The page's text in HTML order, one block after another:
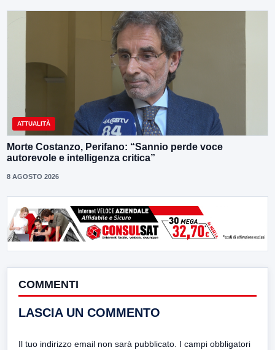
ATTUALITÀ
Morte Costanzo, Perifano: “Sannio perde voce
autorevole e intelligenza critica”
8 AGOSTO 2026
COMMENTI
LASCIA UN COMMENTO
Il tuo indirizzo email non sarà pubblicato. I campi obbligatori